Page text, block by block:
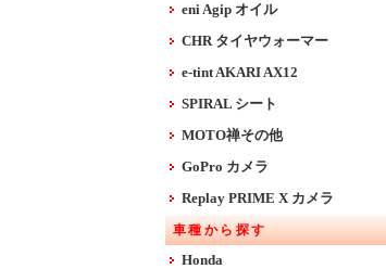
eni Agip オイル
CHR タイヤウォーマー
e-tint AKARI AX12
SPIRAL シート
MOTO禅その他
GoPro カメラ
Replay PRIME X カメラ
車種から探す
Honda